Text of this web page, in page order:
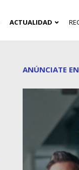
ACTUALIDAD
ANÚNCIATE